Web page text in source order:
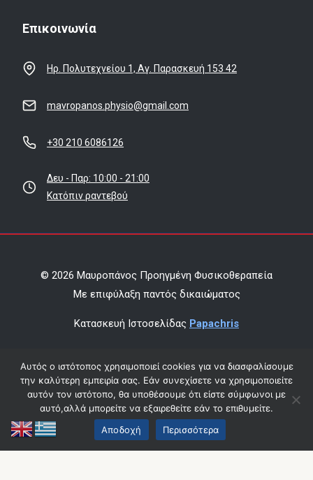
Επικοινωνία
Ηρ. Πολυτεχνείου 1, Αγ. Παρασκευή 153 42
mavropanos.physio@gmail.com
+30 210 6086126
Δευ - Παρ: 10:00 - 21:00
Κατόπιν ραντεβού
© 2026 Μαυροπάνος Προηγμένη Φυσικοθεραπεία
Mε επιφύλαξη παντός δικαιώματος
Κατασκευή Ιστοσελίδας Papachris
Οικονομικά Στοιχεία
Αυτός ο ιστότοπος χρησιμοποιεί cookies για να διασφαλίσουμε
την καλύτερη εμπειρία σας. Εάν συνεχίσετε να χρησιμοποιείτε
αυτόν τον ιστότοπο, θα υποθέσουμε ότι είστε σύμφωνοι με
αυτό,αλλά μπορείτε να εξαιρεθείτε εάν το επιθυμείτε.
Αποδοχή
Περισσότερα